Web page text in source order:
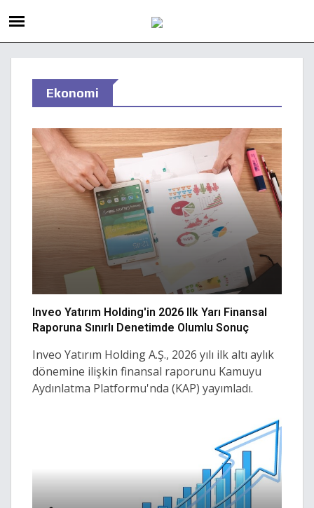
Ekonomi
Inveo Yatırım Holding'in 2026 Ilk Yarı Finansal
Raporuna Sınırlı Denetimde Olumlu Sonuç
Inveo Yatırım Holding A.Ş., 2026 yılı ilk altı aylık
dönemine ilişkin finansal raporunu Kamuyu
Aydınlatma Platformu'nda (KAP) yayımladı.